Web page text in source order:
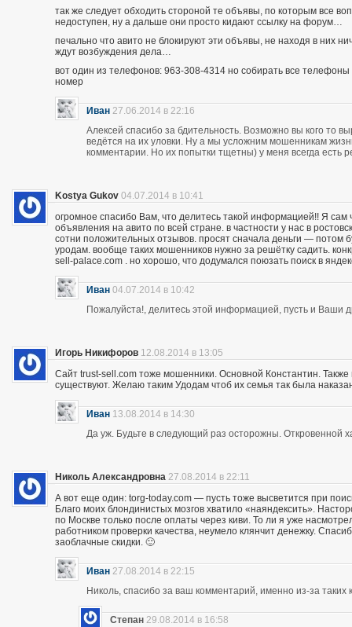
так же следует обходить стороной те объявы, по которым все
недоступен, ну а дальше они просто кидают ссылку на форум…
печально что авито не блокируют эти объявы, не находя в них
ждут возбуждения дела…
вот один из телефонов: 963-308-4314 но собирать все
номер
Иван 27.06.2014 в 22:16
Алексей спасибо за бдительность. Возможно вы кого то
ведётся на их уловки. Ну а мы усложним мошенникам
комментарии. Но их попытки тщетны) у меня всегда есть
Kostya Gukov 04.07.2014 в 10:41
огромное спасибо Вам, что делитесь такой информацией!! Я
объявления на авито по всей стране. в частности у нас в
сотни положительных отзывов. просят сначала деньги — потом
уродам. вообще таких мошенников нужно за решётку садить.
sell-palace.com . но хорошо, что додумался поюзать поиск в
Иван 04.07.2014 в 10:42
Пожалуйста!, делитесь этой информацией, пусть и Ваши
Игорь Никифоров 12.08.2014 в 13:05
Сайт trust-sell.com тоже мошенники. Основной Константин.
существуют. Желаю таким Удодам чтоб их семья так была
Иван 13.08.2014 в 14:30
Да уж. Будьте в следующий раз осторожны. Откровенной
Николь Александровна 27.08.2014 в 22:11
А вот еще один: torg-today.com — пусть тоже высветится при
Благо моих блондинистых мозгов хватило «наяндексить».
по Москве только после оплаты через киви. То ли я уже
работником проверки качества, неумело клянчит денежку.
заоблачные скидки. 🙂
Иван 27.08.2014 в 22:15
Николь, спасибо за ваш комментарий, именно из-за
Степан 29.08.2014 в 16:58